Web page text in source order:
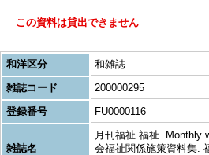
この資料は貸出できません
和洋区分
和雑誌
雑誌コード
200000295
登録番号
FU0000116
雑誌名
月刊福祉 福祉. Monthly
会福祉関係施策資料集.